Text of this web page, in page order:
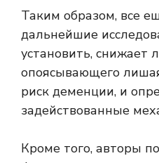
Таким образом, все
дальнейшие
установить, снижает
опоясывающего
риск деменции, и
задействованные
Кроме того, авторы